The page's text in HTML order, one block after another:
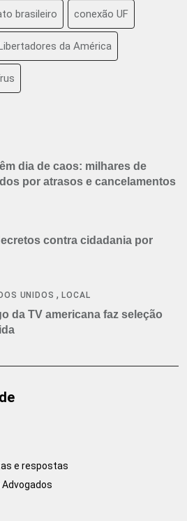
brasileiro conexão UF
da América
dia de caos: milhares de
por atrasos e cancelamentos
contra cidadania por
UNIDOS ,LOCAL
da TV americana faz seleção
e respostas